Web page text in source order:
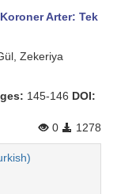
Arter: Tek
Zekeriya
145-146 DOI:
0
1278